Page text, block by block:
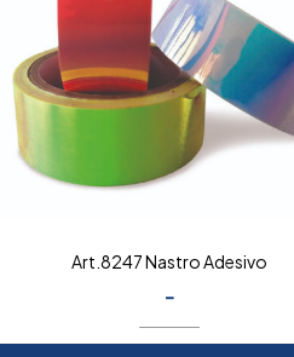
Art.8247 Nastro Adesivo
-